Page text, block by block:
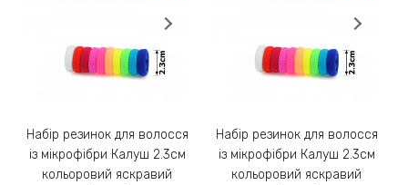
Набір резинок для волосся
із мікрофібри Калуш 2.3см
кольоровий яскравий
Набір резинок для волосся
із мікрофібри Калуш 2.3см
кольоровий яскравий